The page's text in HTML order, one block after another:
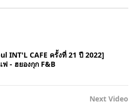
INT'L CAFE ครั้งที่ 21 ปี 2022]
- ฮยองกุก F&B
Next Video